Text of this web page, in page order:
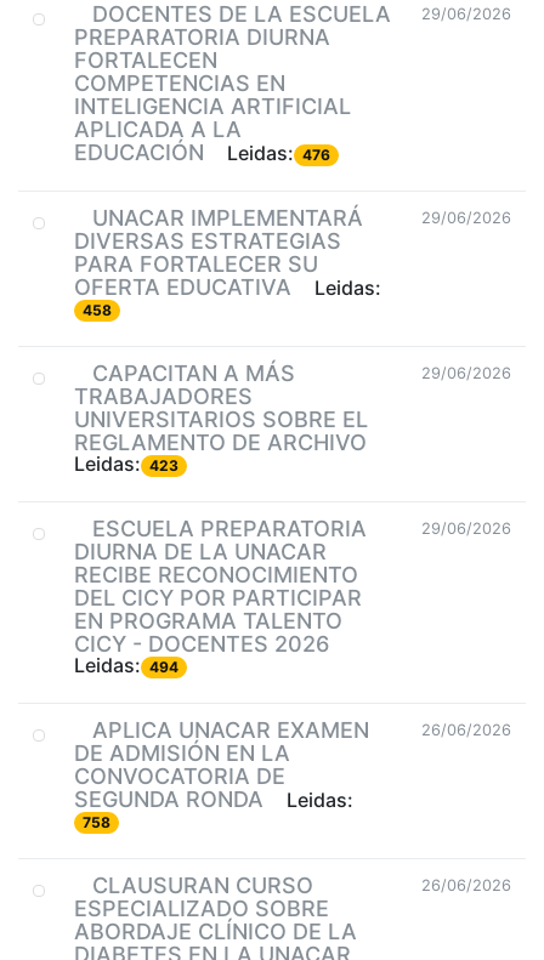
DOCENTES DE LA ESCUELA
PREPARATORIA DIURNA
FORTALECEN
COMPETENCIAS EN
INTELIGENCIA ARTIFICIAL
APLICADA A LA
EDUCACIÓN
Leidas: 476
29/06/2026
UNACAR IMPLEMENTARÁ
DIVERSAS ESTRATEGIAS
PARA FORTALECER SU
OFERTA EDUCATIVA
Leidas:
458
29/06/2026
CAPACITAN A MÁS
TRABAJADORES
UNIVERSITARIOS SOBRE EL
REGLAMENTO DE ARCHIVO
Leidas: 423
29/06/2026
ESCUELA PREPARATORIA
DIURNA DE LA UNACAR
RECIBE RECONOCIMIENTO
DEL CICY POR PARTICIPAR
EN PROGRAMA TALENTO
CICY - DOCENTES 2026
Leidas: 494
29/06/2026
APLICA UNACAR EXAMEN
DE ADMISIÓN EN LA
CONVOCATORIA DE
SEGUNDA RONDA
Leidas:
758
26/06/2026
CLAUSURAN CURSO
ESPECIALIZADO SOBRE
ABORDAJE CLÍNICO DE LA
DIABETES EN LA UNACAR
26/06/2026